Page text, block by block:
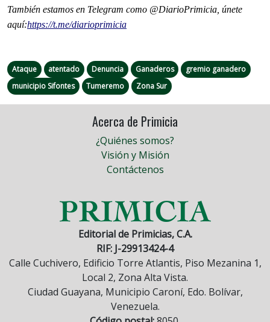
También estamos en Telegram como @DiarioPrimicia, únete
aquí:https://t.me/diarioprimicia
Ataque atentado Denuncia Ganaderos
gremio ganadero
municipio Sifontes
Tumeremo Zona Sur
Acerca de Primicia
¿Quiénes somos?
Visión y Misión
Contáctenos
Editorial de Primicias, C.A.
RIF: J-29913424-4
Calle Cuchivero, Edificio Torre Atlantis, Piso Mezanina 1,
Local 2, Zona Alta Vista.
Ciudad Guayana, Municipio Caroní, Edo. Bolívar,
Venezuela.